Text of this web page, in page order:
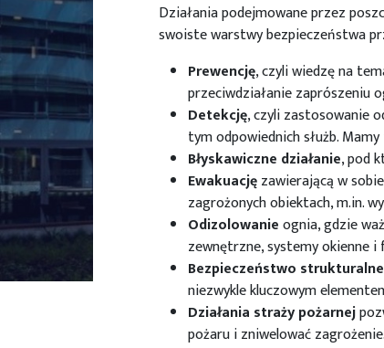
Działania podejmowane przez
swoiste warstwy bezpieczeństwa
Prewencję, czyli wiedzę na
przeciwdziałanie zaprószeniu
Detekcję, czyli zastosowanie
tym odpowiednich służb.
Błyskawiczne działanie, pod
Ewakuacjęzawierającą w
zagrożonych obiektach, m.in.
Odizolowanieognia, gdzie
zewnętrzne, systemy okienne
Bezpieczeństwo strukturalne
niezwykle kluczowym
Działania strażypożarnej
pożaru i zniwelować zagrożenie.